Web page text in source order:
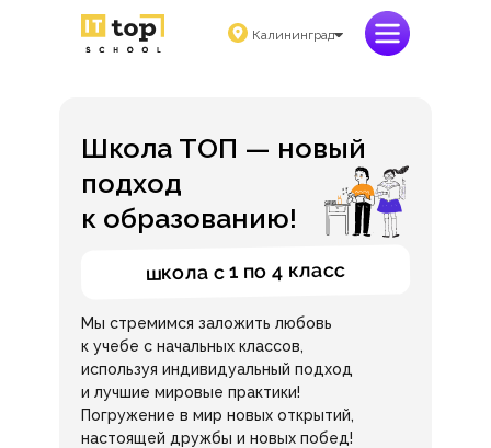
Калининград
Мы стремимся заложить любовь
к учебе с начальных классов,
используя индивидуальный подход
и лучшие мировые практики!
Погружение в мир новых открытий,
настоящей дружбы и новых побед!
Школа ТОП — новый
подход
к образованию!
школа с 1 по 4 класс